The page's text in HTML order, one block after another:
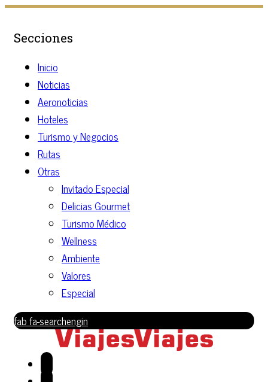
Secciones
Inicio
Noticias
Aeronoticias
Hoteles
Turismo y Negocios
Rutas
Otras
Invitado Especial
Delicias Gourmet
Turismo Médico
Wellness
Ambiente
Valores
Especial
fab fa-searchengin